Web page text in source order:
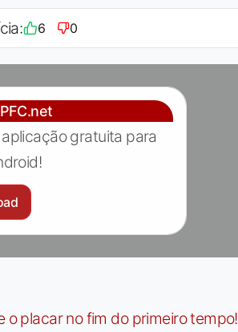
6 0
gratuita para
o placar no fim do primeiro tempo!